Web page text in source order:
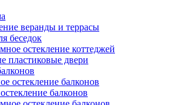
веранды и террасы
беседок
остекление коттеджей
пластиковые двери
остекление балконов
балконов